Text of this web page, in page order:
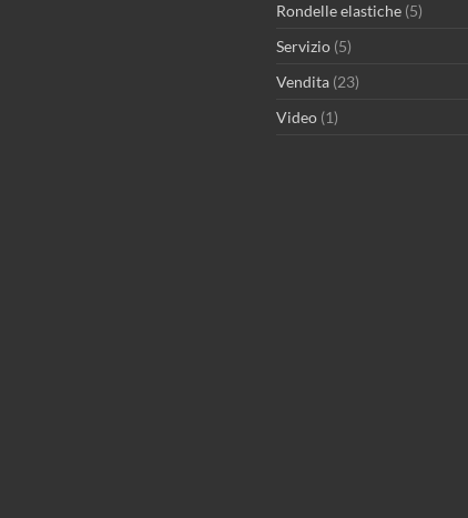
Rondelle elastiche (5)
Servizio (5)
Vendita (23)
Video (1)